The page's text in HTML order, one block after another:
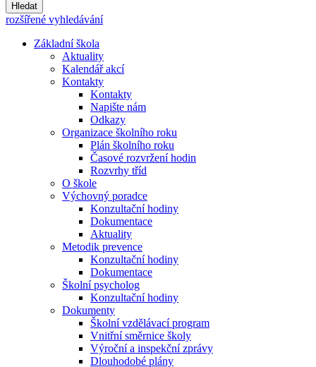
Hledat
rozšířené vyhledávání
Základní škola
Aktuality
Kalendář akcí
Kontakty
Kontakty
Napište nám
Odkazy
Organizace školního roku
Plán školního roku
Časové rozvržení hodin
Rozvrhy tříd
O škole
Výchovný poradce
Konzultační hodiny
Dokumentace
Aktuality
Metodik prevence
Konzultační hodiny
Dokumentace
Školní psycholog
Konzultační hodiny
Dokumenty
Školní vzdělávací program
Vnitřní směrnice školy
Výroční a inspekční zprávy
Dlouhodobé plány